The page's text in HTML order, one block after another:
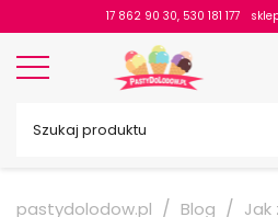
17 862 90 30, 530 181 177
pastydolodow.pl Blog
Jak